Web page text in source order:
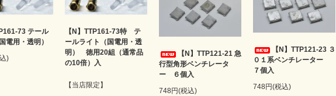
73 テール
電用・透明）
)
【N】TTP161-73特 テ
ールライト（国電用・透
明） 徳用20組（通常品
の10倍）入
【当店限定】
【N】TTP121-21 急
行型角形ベンチレータ
ー ６個入
748円(税込)
【N】TTP121-23 ３
０１系ベンチレーター
７個入
748円(税込)